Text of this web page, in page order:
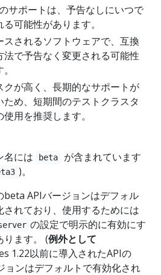
サポートは、予告なしにいつで
る可能性があります。
スされるソフトウェアで、互換
法で予告なく変更される可能性
クが高く、長期的なサポートが
ため、短期間のテストクラスタ
用を推奨します。
名には
beta
が含まれています
)。
beta APIバージョンはデフォル
されており、使用するためには
の設定で明示的に有効にす
ります。 (例外として
1.22以前に導入されたAPIの
ョンはデフォルトで有効化され